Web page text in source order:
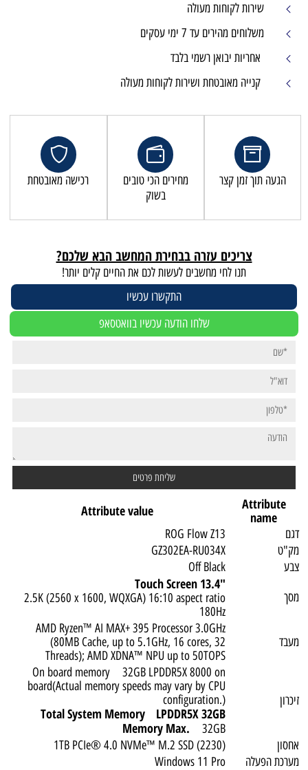
שירות לקוחות מעולה
משלוחים מהירים עד 7 ימי עסקים
אחריות יבואן רשמי בלבד
קנייה מאובטחת ושירות לקוחות מעולה
הגעה תוך זמן קצר
מחירים הכי טובים
בשוק
רכישה מאובטחת
צריכים עזרה בבחירת המחשב הבא שלכם?
תנו לחי מחשבים לעשות לכם את החיים קלים יותר!
התקשרו עכשיו
שלחו הודעה עכשיו בוואטסאפ
Attribute
name
Attribute value
דגם
ROG Flow Z13
מק"ט
GZ302EA-RU034X
צבע
Off Black
מסך
"13.4 Touch Screen
2.5K (2560 x 1600, WQXGA) 16:10 aspect ratio
180Hz
מעבד
AMD Ryzen™ AI MAX+ 395 Processor 3.0GHz
(80MB Cache, up to 5.1GHz, 16 cores, 32
Threads); AMD XDNA™ NPU up to 50TOPS
זיכרון
On board memory 32GB LPDDR5X 8000 on
board(Actual memory speeds may vary by CPU
configuration.)
Total System Memory LPDDR5X 32GB
Memory Max.
32GB
אחסון
1TB PCIe® 4.0 NVMe™ M.2 SSD (2230)
מערכת הפעלה
Windows 11 Pro